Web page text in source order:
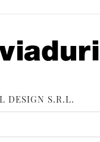
DESIGN S.R.L.